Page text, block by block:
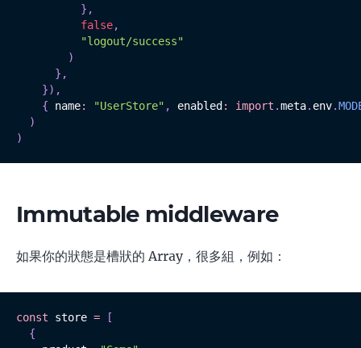
} ,
false,
"logout/success"
)
} ,
}) ,
{ name: "UserStore" , enabled : import .meta. env.
)
)
Immutable middleware
如果你的狀態是槽狀的 Array，很多組，例如：
const store =
[
{